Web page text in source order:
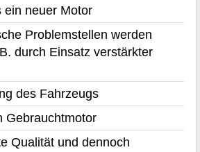
ein neuer Motor
Problemstellen werden
durch Einsatz verstärkter
des Fahrzeugs
Gebrauchtmotor
Qualität und dennoch